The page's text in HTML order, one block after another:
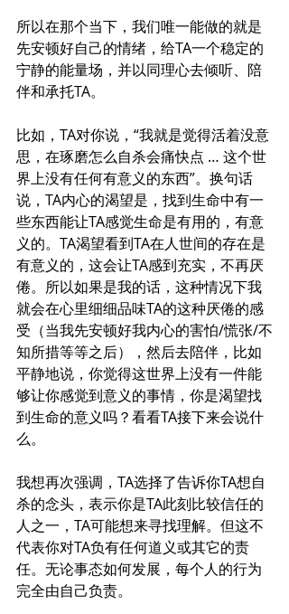
所以在那个当下，我们唯一能做的就是
先安顿好自己的情绪，给TA一个稳定的
宁静的能量场，并以同理心去倾听、陪
伴和承托TA。
比如，TA对你说，“我就是觉得活着没意
思，在琢磨怎么自杀会痛快点 … 这个世
界上没有任何有意义的东西”。换句话
说，TA内心的渴望是，找到生命中有一
些东西能让TA感觉生命是有用的，有意
义的。TA渴望看到TA在人世间的存在是
有意义的，这会让TA感到充实，不再厌
倦。所以如果是我的话，这种情况下我
就会在心里细细品味TA的这种厌倦的感
受（当我先安顿好我内心的害怕/慌张/不
知所措等等之后），然后去陪伴，比如
平静地说，你觉得这世界上没有一件能
够让你感觉到意义的事情，你是渴望找
到生命的意义吗？看看TA接下来会说什
么。
我想再次强调，TA选择了告诉你TA想自
杀的念头，表示你是TA此刻比较信任的
人之一，TA可能想来寻找理解。但这不
代表你对TA负有任何道义或其它的责
任。无论事态如何发展，每个人的行为
完全由自己负责。